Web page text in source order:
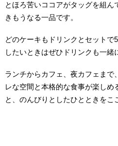
とほろ苦いココアがタッグを組ん
きもうなる一品です。
どのケーキもドリンクとセットで
したいときはぜひドリンクも一緒
ランチからカフェ、夜カフェまで
レな空間と本格的な食事が楽しめ
と、のんびりとしたひとときをこ